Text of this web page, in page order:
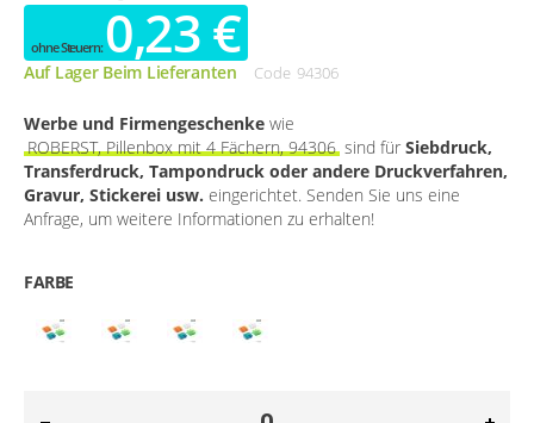
0,23 €
Auf Lager Beim Lieferanten Code 94306
Werbe und Firmengeschenke wie
ROBERST, Pillenbox mit 4 Fächern, 94306 sind für Siebdruck,
Transferdruck, Tampondruck oder andere Druckverfahren,
Gravur, Stickerei usw. eingerichtet. Senden Sie uns eine
Anfrage, um weitere Informationen zu erhalten!
FARBE